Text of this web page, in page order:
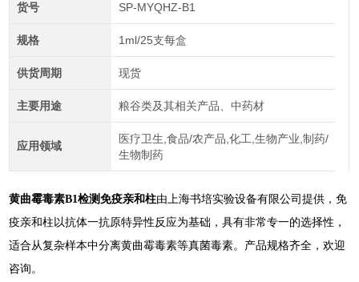
货号 SP-MYQHZ-B1
规格 1ml/25支每盒
供货周期 现货
主要用途 粮谷类及其相关产品、中药材
应用领域
医疗卫生,食品/农产品,化工,生物产业,制药/
生物制药
黄曲霉毒素B1检测免疫亲和柱由上海书培实验设备有限公司提供，免
疫亲和柱以抗体一抗原特异性反应为基础，具有非常专一的选择性，
适合从复杂样本中分离黄曲霉毒素等真菌毒素。产品规格齐全，欢迎
咨询。